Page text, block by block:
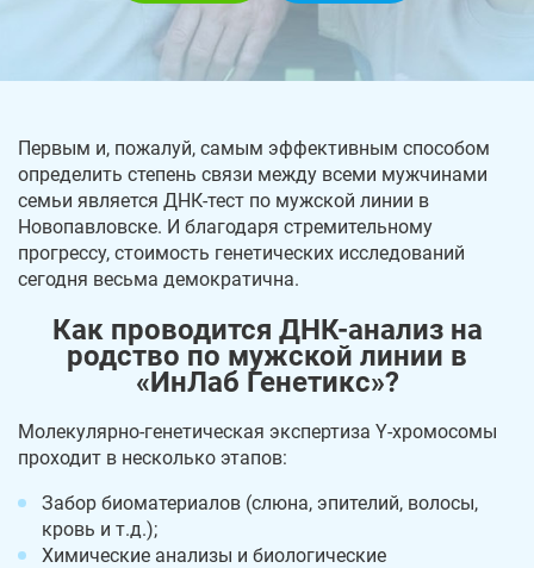
Первым и, пожалуй, самым эффективным способом
определить степень связи между всеми мужчинами
семьи является ДНК-тест по мужской линии в
Новопавловске. И благодаря стремительному
прогрессу, стоимость генетических исследований
сегодня весьма демократична.
Как проводится ДНК-анализ на
родство по мужской линии в
«ИнЛаб Генетикс»?
Молекулярно-генетическая экспертиза Y-хромосомы
проходит в несколько этапов:
Забор биоматериалов (слюна, эпителий, волосы,
кровь и т.д.);
Химические анализы и биологические